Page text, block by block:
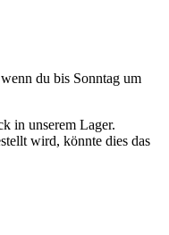
du bis Sonntag um
in unserem Lager.
wird, könnte dies das